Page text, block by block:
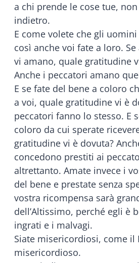
a chi prende le cose tue,
indietro.
E come volete che gli
così anche voi fate a loro.
vi amano, quale gratitudine
Anche i peccatori amano
E se fate del bene a coloro
a voi, quale gratitudine vi è
peccatori fanno lo stesso. E
coloro da cui sperate
gratitudine vi è dovuta?
concedono prestiti ai
altrettanto. Amate invece i
del bene e prestate senza
vostra ricompensa sarà
dell’Altissimo, perché egli è
ingrati e i malvagi.
Siate misericordiosi, come il
misericordioso.